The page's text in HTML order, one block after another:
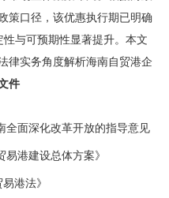
策口径，该优惠执行期已明确
与可预期性显著提升。本文
律实务角度解析海南自贸港企
件
全面深化改革开放的指导意见
港建设总体方案》
港法》